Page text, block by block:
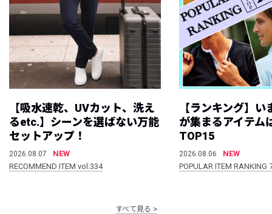
【吸水速乾、UVカット、洗え
るetc.】シーンを選ばない万能
セットアップ！
2026.08.07
NEW
RECOMMEND ITEM vol.334
【ランキング】
が集まるアイテム
TOP15
2026.08.06
NEW
POPULAR ITEM
すべて見る